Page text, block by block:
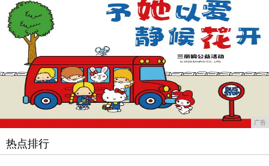
广告
热点排行